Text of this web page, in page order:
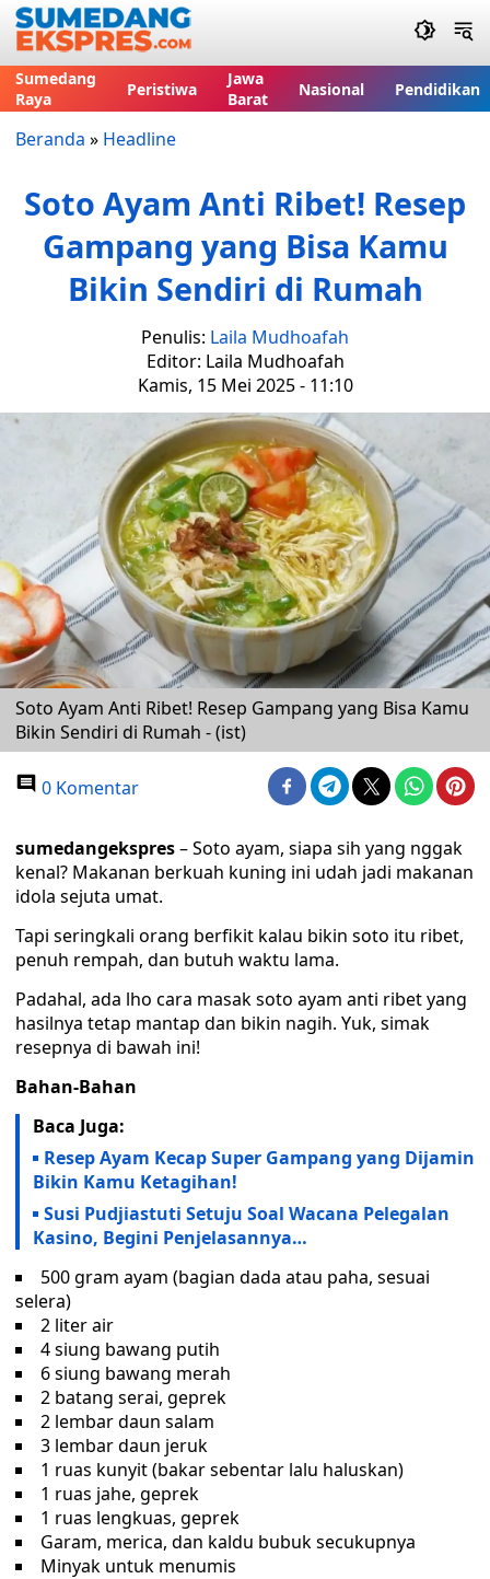
Sumedang
Raya
Peristiwa
Jawa
Barat
Nasional Pendidikan
Beranda » Headline
Soto Ayam Anti Ribet! Resep
Gampang yang Bisa Kamu
Bikin Sendiri di Rumah
Penulis: Laila Mudhoafah
Editor: Laila Mudhoafah
Kamis, 15 Mei 2025 - 11:10
Soto Ayam Anti Ribet! Resep Gampang yang Bisa Kamu
Bikin Sendiri di Rumah - (ist)
0 Komentar
sumedangekspres– Soto ayam, siapa sih yang nggak
kenal? Makanan berkuah kuning ini udah jadi makanan
idola sejuta umat.
Tapi seringkali orang berfikit kalau bikin soto itu ribet,
penuh rempah, dan butuh waktu lama.
Padahal, ada lho cara masak soto ayam anti ribet yang
hasilnya tetap mantap dan bikin nagih. Yuk, simak
resepnya di bawah ini!
Bahan-Bahan
Baca Juga:
Resep Ayam Kecap Super Gampang yang Dijamin
Bikin Kamu Ketagihan!
Susi Pudjiastuti Setuju Soal Wacana Pelegalan
Kasino, Begini Penjelasannya…
500 gram ayam (bagian dada atau paha, sesuai
selera)
2 liter air
4 siung bawang putih
6 siung bawang merah
2 batang serai, geprek
2 lembar daun salam
3 lembar daun jeruk
1 ruas kunyit (bakar sebentar lalu haluskan)
1 ruas jahe, geprek
1 ruas lengkuas, geprek
Garam, merica, dan kaldu bubuk secukupnya
Minyak untuk menumis